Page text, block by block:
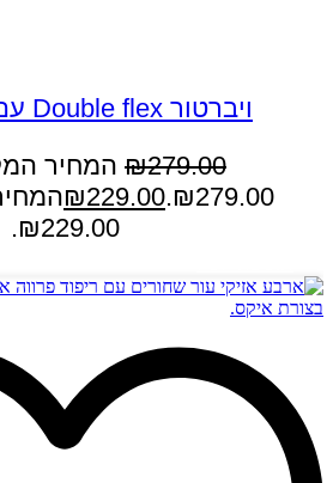
ויברטור Double flex עם אפליקציה
₪279.00
המחיר
₪279.00.
₪229.00
₪229.00.